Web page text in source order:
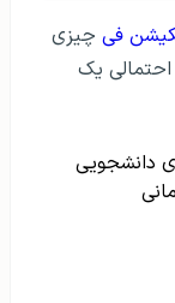
فی چیزی
احتمالی یک
دانشجویی